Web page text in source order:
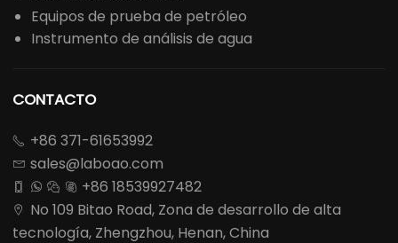
Equipos de prueba de petróleo
Instrumento de análisis de agua
CONTACTO
 +86 371-61653992
 sales@laboao.com
    +86 18539927482

No 109 Bitao Road, Zona de desarrollo de alta
tecnología, Zhengzhou, Henan, China